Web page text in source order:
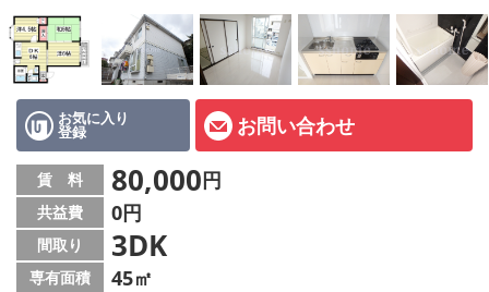
会社概要
メールでお問い合わせ
お気に入り
登録 お問い合わせ
賃 料 80,000円
共益費 0円
間取り 3DK
専有面積 45㎡